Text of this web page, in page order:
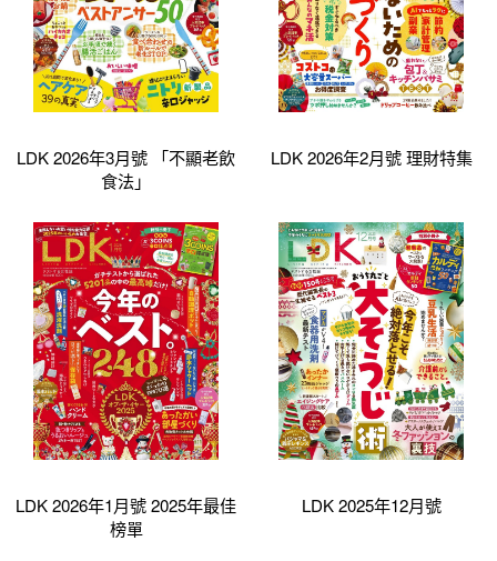
LDK 2026年3月號 「不顯老飲
食法」
LDK 2026年2月號 理財特集
LDK 2026年1月號 2025年最佳
榜單
LDK 2025年12月號